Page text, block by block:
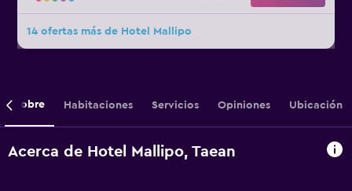
14 ofertas más de Hotel Mallipo
Sobre Habitaciones Servicios Opiniones Ubicación
Acerca de Hotel Mallipo, Taean